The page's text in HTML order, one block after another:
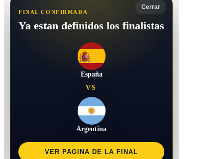
Cerrar
FINAL CONFIRMADA
Ya estan definidos los finalistas
España
VS
Argentina
VER PAGINA DE LA FINAL